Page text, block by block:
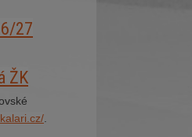
27
ŽK